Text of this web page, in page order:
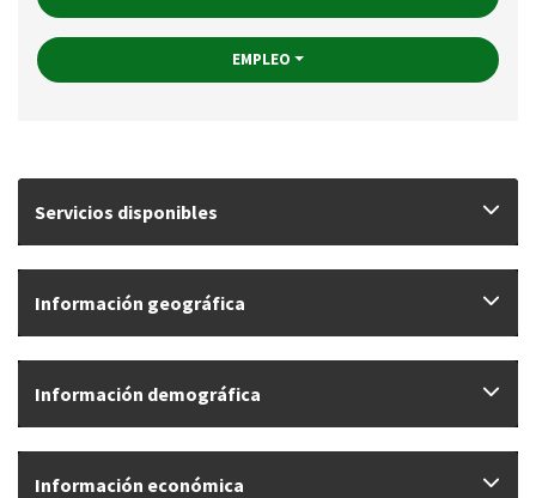
EMPLEO
Servicios disponibles
Información geográfica
Información demográfica
Información económica